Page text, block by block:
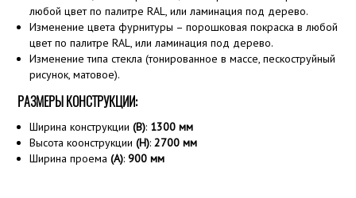
любой цвет по палитре RAL, или ламинация под дерево.
Изменение цвета фурнитуры – порошковая покраска в любой
цвет по палитре RAL, или ламинация под дерево.
Изменение типа стекла (тонированное в массе, пескоструйный
рисунок, матовое).
РАЗМЕРЫ КОНСТРУКЦИИ:
Ширина конструкции (B): 1300 мм
Высота коонструкции (H): 2700 мм
Ширина проема (А): 900 мм